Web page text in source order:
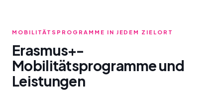
MOBILITÄTSPROGRAMME IN JEDEM ZIELORT
Erasmus+-
Mobilitätsprogramme und
Leistungen